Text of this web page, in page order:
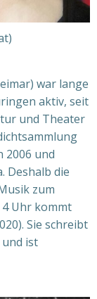
war lange
aktiv, seit
und Theater
2006 und
Deshalb die
zum
Uhr kommt
Sie schreibt
und ist